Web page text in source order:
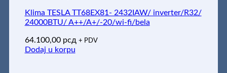
Klima TESLA TT68EX81- 2432IAW/ inverter/R32/
24000BTU/ A++/A+/-20/wi-fi/bela
64.100,00 рсд + PDV
Dodaj u korpu